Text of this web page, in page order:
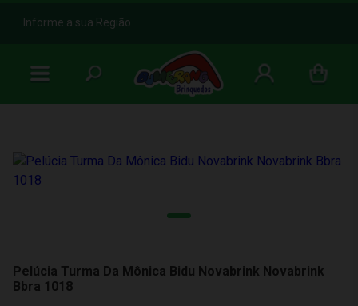
b
Informe a sua Região
Pelúcia Turma Da Mônica Bidu Novabrink Novabrink
Bbra 1018